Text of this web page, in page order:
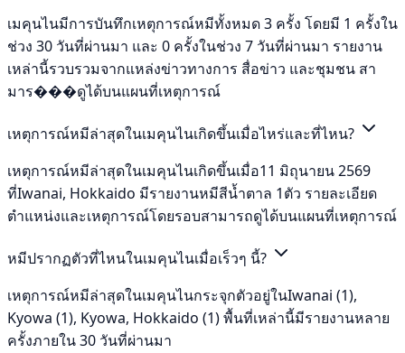
เมคุนไนมีการบันทึกเหตุการณ์หมีทั้งหมด 3 ครั้ง โดยมี 1 ครั้งใน
ช่วง 30 วันที่ผ่านมา และ 0 ครั้งในช่วง 7 วันที่ผ่านมา รายงาน
เหล่านี้รวบรวมจากแหล่งข่าวทางการ สื่อข่าว และชุมชน สา
มาร���ดูได้บนแผนที่เหตุการณ์
เหตุการณ์หมีล่าสุดในเมคุนไนเกิดขึ้นเมื่อไหร่และที่ไหน?
เหตุการณ์หมีล่าสุดในเมคุนไนเกิดขึ้นเมื่อ11 มิถุนายน 2569
ที่Iwanai, Hokkaido มีรายงานหมีสีน้ำตาล 1ตัว รายละเอียด
ตำแหน่งและเหตุการณ์โดยรอบสามารถดูได้บนแผนที่เหตุการณ์
หมีปรากฏตัวที่ไหนในเมคุนไนเมื่อเร็วๆ นี้?
เหตุการณ์หมีล่าสุดในเมคุนไนกระจุกตัวอยู่ในIwanai (1),
Kyowa (1), Kyowa, Hokkaido (1) พื้นที่เหล่านี้มีรายงานหลาย
ครั้งภายใน 30 วันที่ผ่านมา